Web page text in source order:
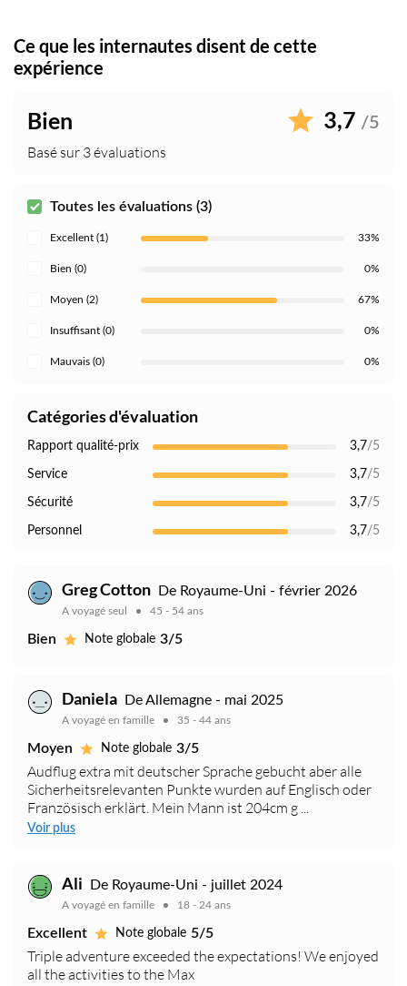
Ce que les internautes disent de cette
expérience
Bien 3,7 /5
Basé sur 3 évaluations
Toutes les évaluations (3)
Excellent (1) 33%
Bien (0) 0%
Moyen (2) 67%
Insuffisant (0) 0%
Mauvais (0) 0%
Catégories d'évaluation
Rapport qualité-prix 3,7/5
Service 3,7/5
Sécurité 3,7/5
Personnel 3,7/5
Greg Cotton De Royaume-Uni - février 2026
A voyagé seul 45 - 54 ans
Bien Note globale 3/5
Daniela De Allemagne - mai 2025
A voyagé en famille 35 - 44 ans
Moyen Note globale 3/5
Audflug extra mit deutscher Sprache gebucht aber alle
Sicherheitsrelevanten Punkte wurden auf Englisch oder
Französisch erklärt. Mein Mann ist 204cm g ...
Voir plus
Ali De Royaume-Uni - juillet 2024
A voyagé en famille 18 - 24 ans
Excellent Note globale 5/5
Triple adventure exceeded the expectations! We enjoyed
all the activities to the Max